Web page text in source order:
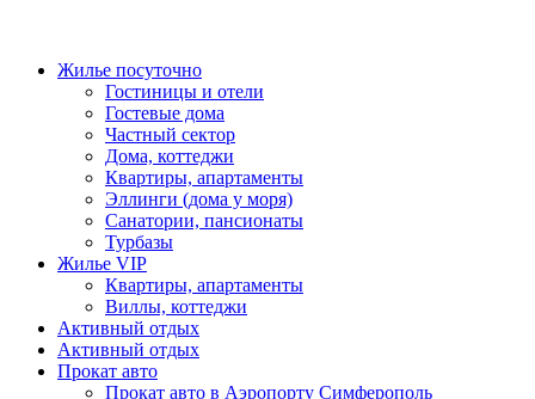
Жилье посуточно
Гостиницы и отели
Гостевые дома
Частный сектор
Дома, коттеджи
Квартиры, апартаменты
Эллинги (дома у моря)
Санатории, пансионаты
Турбазы
Жилье VIP
Квартиры, апартаменты
Виллы, коттеджи
Активный отдых
Активный отдых
Прокат авто
Прокат авто в Аэропорту Симферополь